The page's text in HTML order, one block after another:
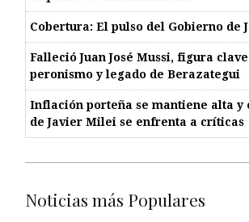
Cobertura: El pulso del Gobierno de
Falleció Juan José Mussi, figura
peronismo y legado de Berazategui
Inflación porteña se mantiene alta y
de Javier Milei se enfrenta a críticas
Noticias más Populares